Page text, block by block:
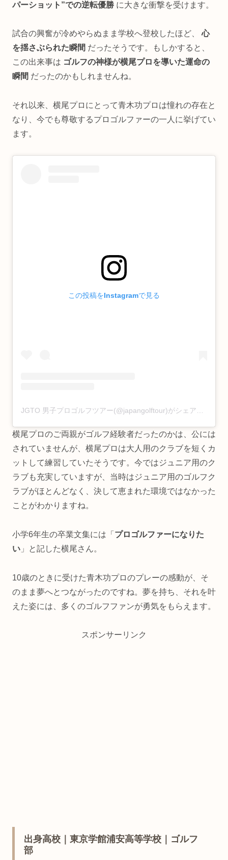
パーショット”での逆転優勝 に大きな衝撃を受けます。
試合の興奮が冷めやらぬまま学校へ登校したほど、心
を揺さぶられた瞬間 だったそうです。もしかすると、
この出来事は ゴルフの神様が横尾プロを導いた運命の
瞬間 だったのかもしれませんね。
それ以来、横尾プロにとって青木功プロは憧れの存在と
なり、今でも尊敬するプロゴルファーの一人に挙げてい
ます。
この投稿をInstagramで見る
横尾プロのご両親がゴルフ経験者だったのかは、公には
されていませんが、横尾プロは大人用のクラブを短くカ
ットして練習していたそうです。今ではジュニア用のク
ラブも充実していますが、当時はジュニア用のゴルフク
ラブがほとんどなく、決して恵まれた環境ではなかった
ことがわかりますね。
小学6年生の卒業文集には「 プロゴルファーになりた
い 」と記した横尾さん。
10歳のときに受けた青木功プロのプレーの感動が、そ
のまま夢へとつながったのですね。夢を持ち、それを叶
えた姿には、多くのゴルフファンが勇気をもらえます。
スポンサーリンク
出身高校｜東京学館浦安高等学校｜ゴルフ
部